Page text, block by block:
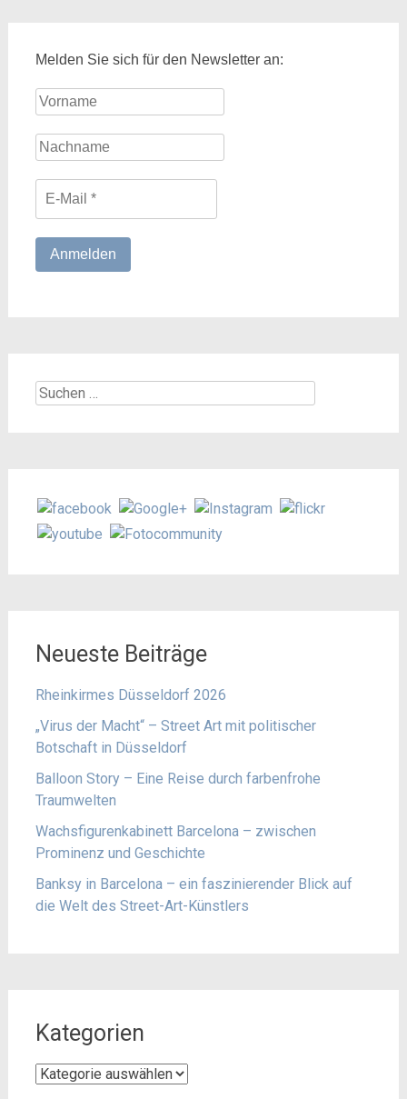
Melden Sie sich für den Newsletter an:
Suchen
Neueste Beiträge
Rheinkirmes Düsseldorf 2026
„Virus der Macht“ – Street Art mit politischer
Botschaft in Düsseldorf
Balloon Story – Eine Reise durch farbenfrohe
Traumwelten
Wachsfigurenkabinett Barcelona – zwischen
Prominenz und Geschichte
Banksy in Barcelona – ein faszinierender Blick auf
die Welt des Street-Art-Künstlers
Kategorien
Kategorien